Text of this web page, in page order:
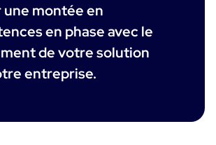
charge
- Essai gratuit
Monitoring - Démo Produit
Monitoring - Essai Gratuit
une montée en
en phase avec le
de votre solution
entreprise.